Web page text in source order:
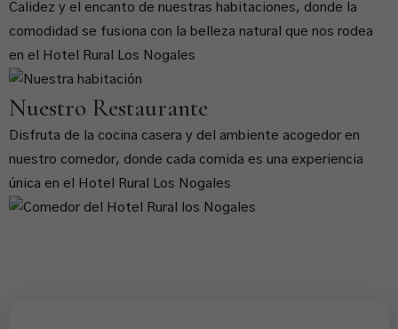
Calidez y el encanto de nuestras habitaciones, donde la
comodidad se fusiona con la belleza natural que nos rodea
en el Hotel Rural Los Nogales
Nuestro Restaurante
Disfruta de la cocina casera y del ambiente acogedor en
nuestro comedor, donde cada comida es una experiencia
única en el Hotel Rural Los Nogales